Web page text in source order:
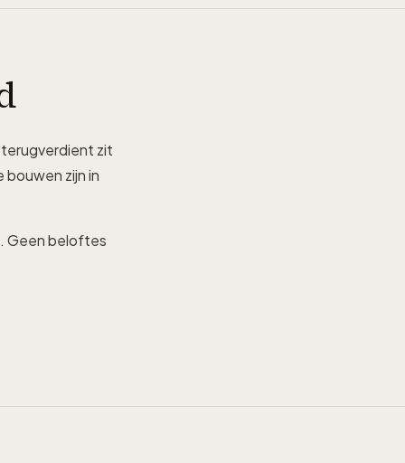
terugverdient zit
zijn in
Geen beloftes